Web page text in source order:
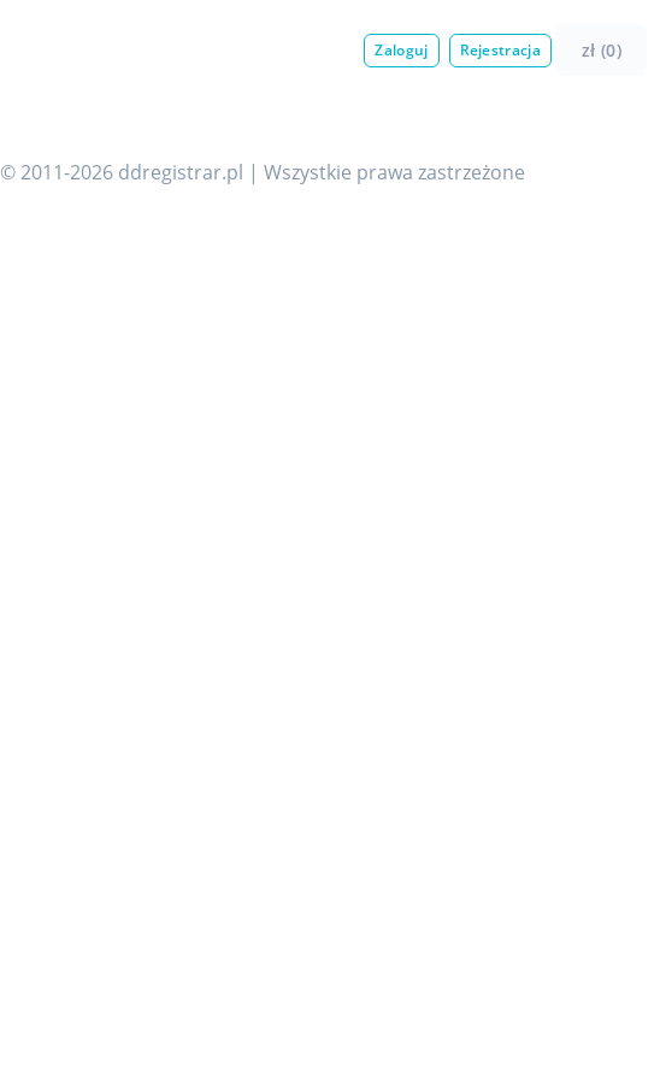
Zaloguj Rejestracja zł (0)
© 2011-2026 ddregistrar.pl | Wszystkie prawa zastrzeżone